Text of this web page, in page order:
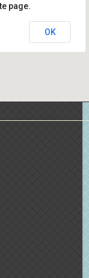
page.
OK